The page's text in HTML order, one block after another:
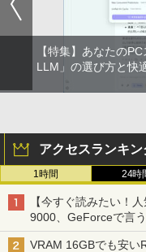
【特集】あなたの
LLM」の選び方と快
アクセスランキン
1時間 24時
【今すぐ読みたい！
9000、GeForceで言
VRAM 16GBでも安い